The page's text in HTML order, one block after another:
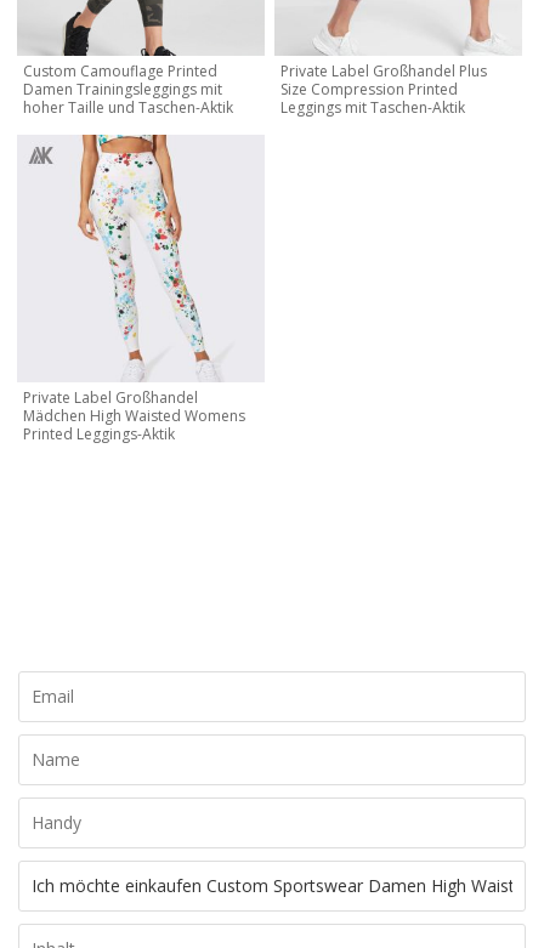
Custom Camouflage Printed
Damen Trainingsleggings mit
hoher Taille und Taschen-Aktik
Private Label Großhandel Plus
Size Compression Printed
Leggings mit Taschen-Aktik
Private Label Großhandel
Mädchen High Waisted Womens
Printed Leggings-Aktik